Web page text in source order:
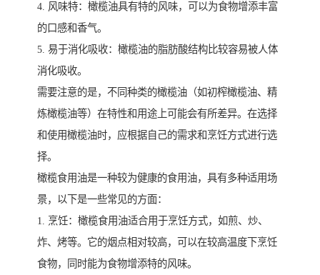
4. 风味特：橄榄油具有特的风味，可以为食物增添丰富
的口感和香气。
5. 易于消化吸收：橄榄油的脂肪酸结构比较容易被人体
消化吸收。
需要注意的是，不同种类的橄榄油（如初榨橄榄油、精
炼橄榄油等）在特性和用途上可能会有所差异。在选择
和使用橄榄油时，应根据自己的需求和烹饪方式进行选
择。
橄榄食用油是一种较为健康的食用油，具有多种适用场
景，以下是一些常见的方面：
1. 烹饪：橄榄食用油适合用于烹饪方式，如煎、炒、
炸、烤等。它的烟点相对较高，可以在较高温度下烹饪
食物，同时能为食物增添特的风味。